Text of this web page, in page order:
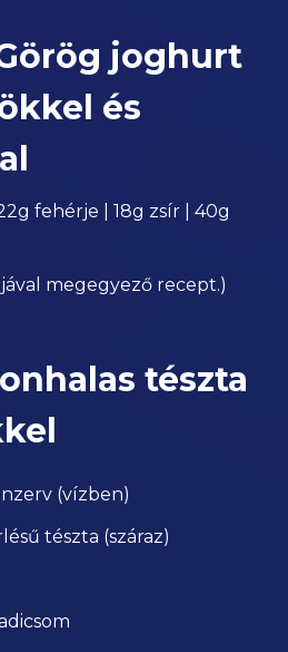
joghurt
és
fehérje | 18g zsír | 40g
megegyező recept.)
tészta
(vízben)
tészta (száraz)